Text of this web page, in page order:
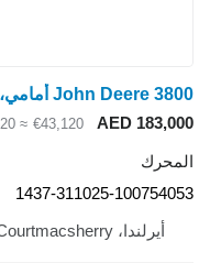
AED 183,000
€43,120
≈ $49,820
المحرك
1437-311025-100754053
أيرلندا، Courtmacsherry